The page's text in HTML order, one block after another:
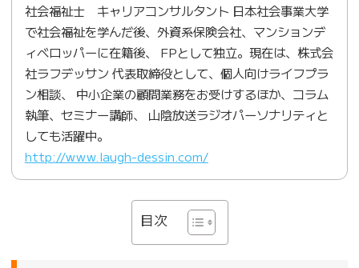
社会福祉士 キャリアコンサルタント 日本社会事業大学
で社会福祉を学んだ後、外資系保険会社、マンションデ
ィベロッパーに在籍後、 FPとして独立。現在は、株式会
社ラフデッサン 代表取締役として、個人向けライフプラ
ン相談、 中小企業の顧問業務をお受けするほか、コラム
執筆、セミナー講師、 山陰放送ラジオパーソナリティと
しても活躍中。
http://www.laugh-dessin.com/
目次